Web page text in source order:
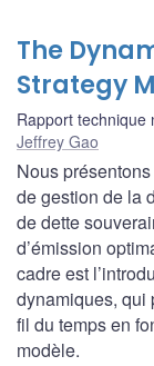
The
Strategy
Rapport technique
Jeffrey Gao
Nous
de gestion de la
de dette
d’émission
cadre est
dynamiques, qui
fil du temps en
modèle.